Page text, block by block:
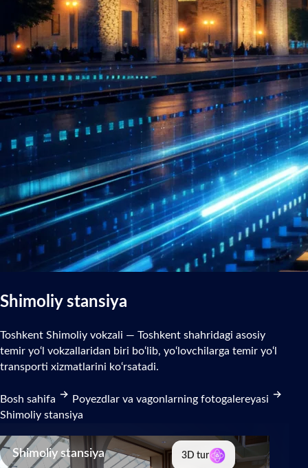
Shimoliy stansiya
Toshkent Shimoliy vokzali — Toshkent shahridagi asosiy
temir yo‘l vokzallaridan biri bo‘lib, yo‘lovchilarga temir yo‘l
transporti xizmatlarini ko‘rsatadi.
Bosh sahifa
Poyezdlar va vagonlarning fotogalereyasi
Shimoliy stansiya
3D tur
Shimoliy stansiya